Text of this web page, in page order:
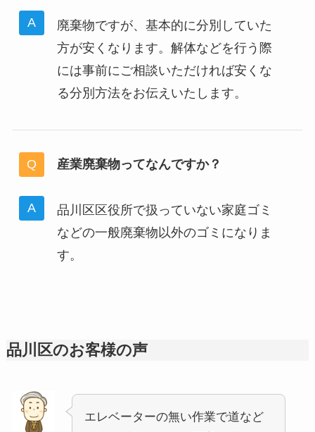
廃棄物ですが、基本的に分別していた
方が安くなります。解体などを行う際
には事前にご相談いただければ安くな
る分別方法をお伝えいたします。
産業廃棄物ってなんですか？
品川区区役所で扱っていない家庭ゴミ
などの一般廃棄物以外のゴミになりま
す。
品川区のお客様の声
エレベーターの無い作業で道など